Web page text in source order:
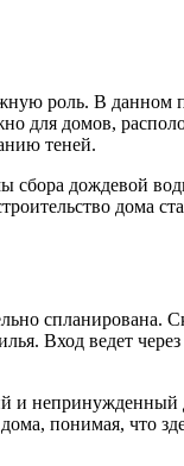
роль. В
для домов,
теней.
дождевой
дома
спланирована.
Вход ведет
и
понимая, что